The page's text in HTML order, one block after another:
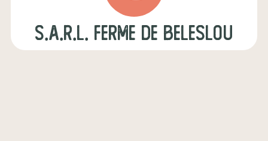
s.a.r.l. ferme de beleslou